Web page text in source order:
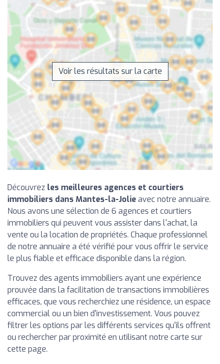
Voir les résultats sur la carte
Découvrez les meilleures agences et courtiers
immobiliers dans Mantes-la-Jolieavec notre annuaire.
Nous avons une sélection de 6 agences et courtiers
immobiliers qui peuvent vous assister dans l'achat, la
vente ou la location de propriétés. Chaque professionnel
de notre annuaire a été vérifié pour vous offrir le service
le plus fiable et efficace disponible dans la région.
Trouvez des agents immobiliers ayant une expérience
prouvée dans la facilitation de transactions immobilières
efficaces, que vous recherchiez une résidence, un espace
commercial ou un bien d'investissement. Vous pouvez
filtrer les options par les différents services qu'ils offrent
ou rechercher par proximité en utilisant notre carte sur
cette page.